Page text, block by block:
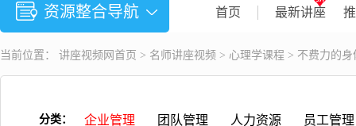
资源整合导航 首页 最新讲座
当前位置： 讲座视频 网首页 > 名师讲座视频 > 心理学课程 > 不费力的
分类： 企业管理 团队管理 人力资源 员工管理